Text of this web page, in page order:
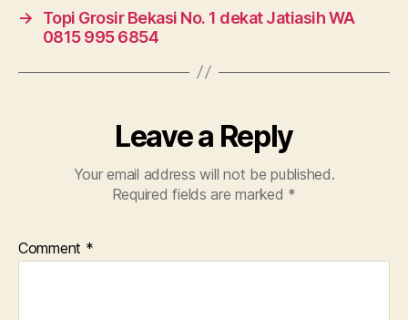
→
Topi Grosir Bekasi No. 1 dekat Jatiasih WA
0815 995 6854
Leave a Reply
Your email address will not be published.
Required fields are marked *
Comment *